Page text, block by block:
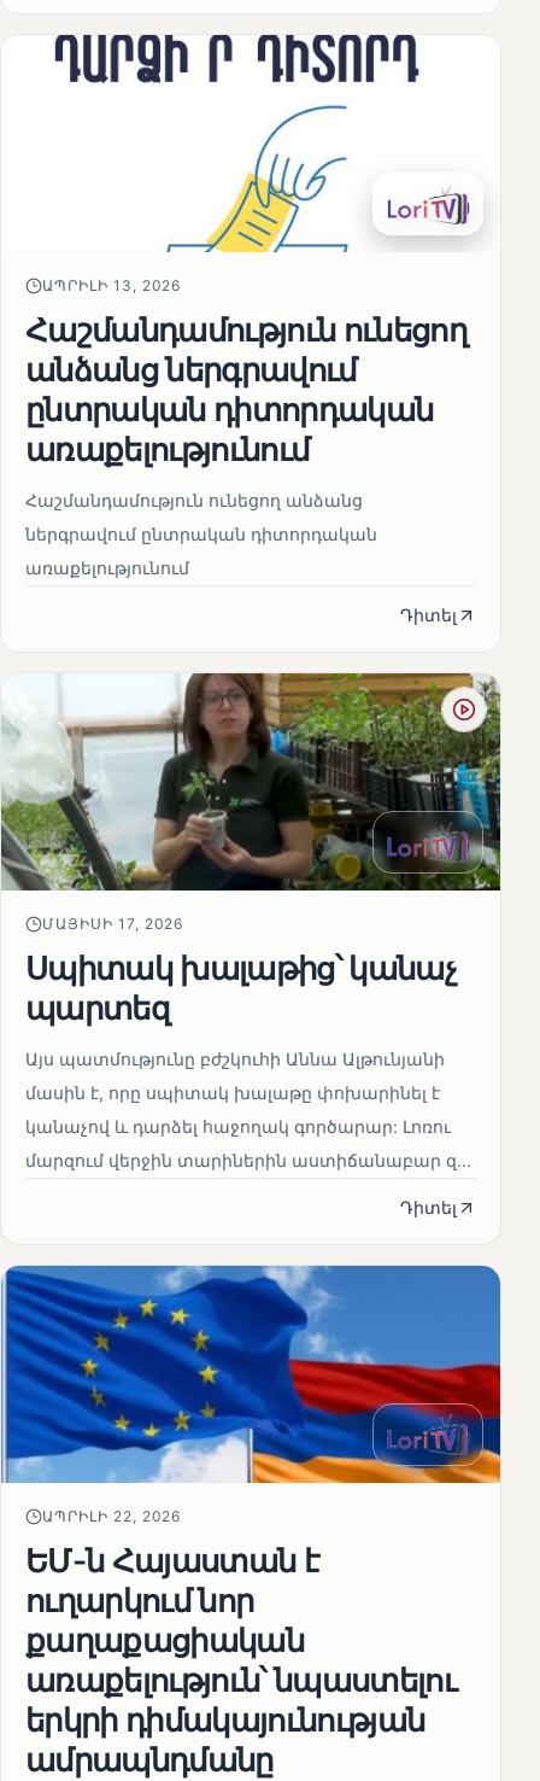
ԱՊՐԻԼԻ 13, 2026
Հաշմանդամություն ունեցող
անձանց ներգրավում
ընտրական դիտորդական
առաքելությունում
Հաշմանդամություն ունեցող անձանց
ներգրավում ընտրական դիտորդական
առաքելությունում
Դիտել
ՄԱՅԻՍԻ 17, 2026
Սպիտակ խալաթից՝ կանաչ
պարտեզ
Այս պատմությունը բժշկուհի Աննա Ալթունյանի
մասին է, որը սպիտակ խալաթը փոխարինել է
կանաչով և դարձել հաջողակ գործարար: Լոռու
մարզում վերջին տարիներին աստիճանաբար զ...
Դիտել
ԱՊՐԻԼԻ 22, 2026
ԵՄ-ն Հայաստան է
ուղարկում նոր
քաղաքացիական
առաքելություն՝ նպաստելու
երկրի դիմակայունության
ամրապնդմանը